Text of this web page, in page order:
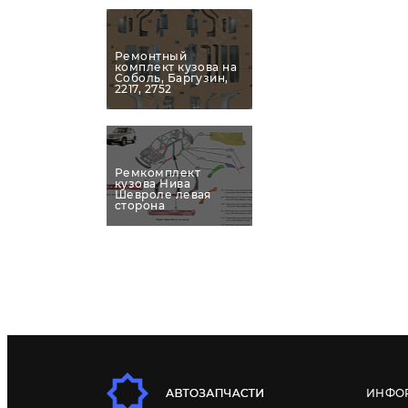
Ремонтный
комплект кузова на
Соболь, Баргузин,
2217, 2752
Ремкомплект
кузова Нива
Шевроле левая
сторона